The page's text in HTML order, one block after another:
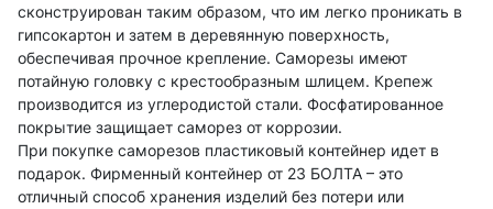
сконструирован таким образом, что им легко проникать в
гипсокартон и затем в деревянную поверхность,
обеспечивая прочное крепление. Саморезы имеют
потайную головку с крестообразным шлицем. Крепеж
производится из углеродистой стали. Фосфатированное
покрытие защищает саморез от коррозии.
При покупке саморезов пластиковый контейнер идет в
подарок. Фирменный контейнер от 23 БОЛТА – это
отличный способ хранения изделий без потери или